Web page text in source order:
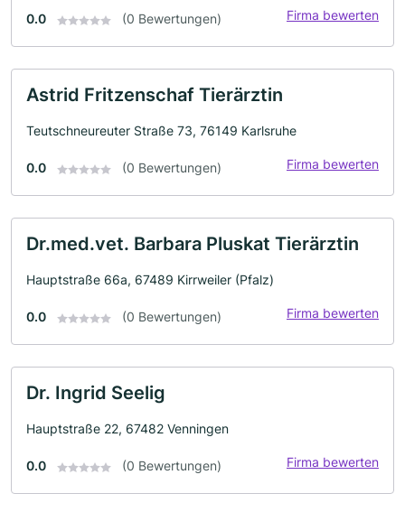
0.0 (0 Bewertungen) Firma bewerten
Astrid Fritzenschaf Tierärztin
Teutschneureuter Straße 73, 76149 Karlsruhe
0.0 (0 Bewertungen) Firma bewerten
Dr.med.vet. Barbara Pluskat Tierärztin
Hauptstraße 66a, 67489 Kirrweiler (Pfalz)
0.0 (0 Bewertungen) Firma bewerten
Dr. Ingrid Seelig
Hauptstraße 22, 67482 Venningen
0.0 (0 Bewertungen) Firma bewerten